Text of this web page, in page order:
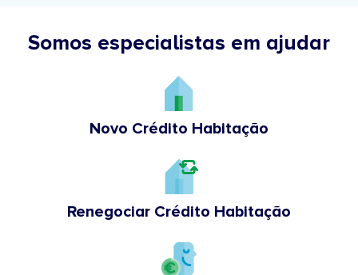
Somos especialistas em ajudar
Novo Crédito Habitação
Renegociar Crédito Habitação